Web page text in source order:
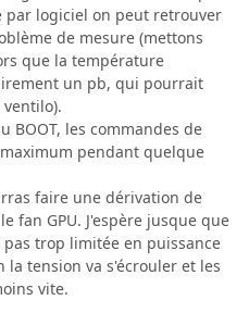
par logiciel on peut retrouver
de mesure (mettons
que la température
un pb, qui pourrait
BOOT, les commandes de
pendant quelque
faire une dérivation de
fan GPU. J'espère jusque que
trop limitée en puissance
la tension va s'écrouler et les
vite.